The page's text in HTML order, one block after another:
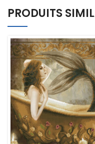
PRODUITS